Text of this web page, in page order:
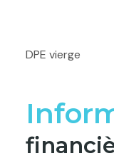
DPE vierge